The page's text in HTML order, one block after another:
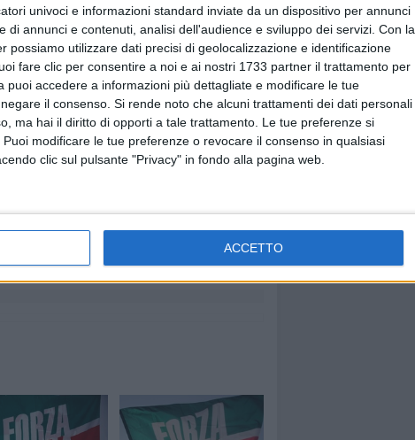
univoci e informazioni standard inviate da un dispositivo per annunci
di annunci e contenuti, analisi dell'audience e sviluppo dei servizi. Con la
possiamo utilizzare dati precisi di geolocalizzazione e identificazione
fare clic per consentire a noi e ai nostri 1733 partner il trattamento per
puoi accedere a informazioni più dettagliate e modificare le tue
il consenso. Si rende noto che alcuni trattamenti dei dati personali
ma hai il diritto di opporti a tale trattamento. Le tue preferenze si
modificare le tue preferenze o revocare il consenso in qualsiasi
clic sul pulsante "Privacy" in fondo alla pagina web.
ACCETTO
di un dialogo operativo con ARPAL
che altre città, molto più attente e
rappresenta uno strumento
per i giovani e per chi da anni fatica a
oggi equivale a posti di lavoro
Festa patronale, il programma
completo di venerdì 7 agosto